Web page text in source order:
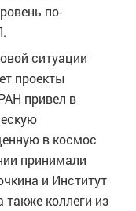
по-
ситуации
проекты
привел в
в космос
принимали
и Институт
коллеги из